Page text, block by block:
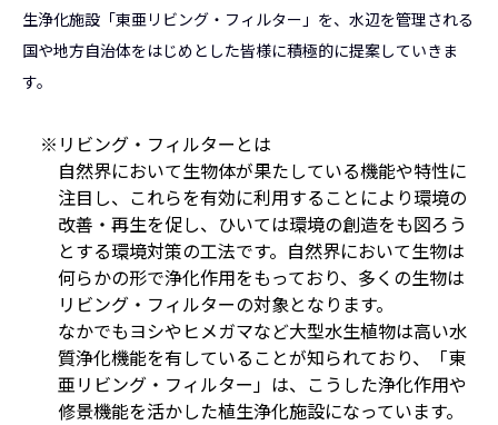
生浄化施設「東亜リビング・フィルター」を、水辺を管理される
国や地方自治体をはじめとした皆様に積極的に提案していきま
す。
※リビング・フィルターとは
自然界において生物体が果たしている機能や特性に
注目し、これらを有効に利用することにより環境の
改善・再生を促し、ひいては環境の創造をも図ろう
とする環境対策の工法です。自然界において生物は
何らかの形で浄化作用をもっており、多くの生物は
リビング・フィルターの対象となります。
なかでもヨシやヒメガマなど大型水生植物は高い水
質浄化機能を有していることが知られており、「東
亜リビング・フィルター」は、こうした浄化作用や
修景機能を活かした植生浄化施設になっています。